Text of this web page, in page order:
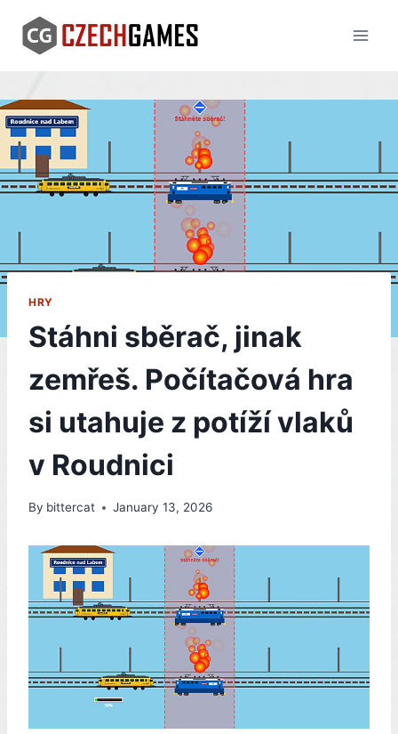
content
HRY
Stáhni sběrač, jinak
zemřeš. Počítačová hra
si utahuje z potíží vlaků
v Roudnici
By bittercat January 13, 2026